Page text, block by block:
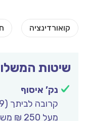
שיטות
נק’ איסוף
מעל 250 ₪ משלוח חינם.